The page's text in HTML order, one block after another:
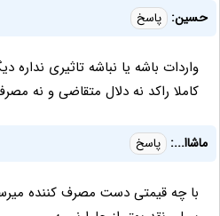
حسین: پاسخ
واردات باشه یا نباشه تاثیری نداره
کاملا راکد نه دلال متقاضی و نه
ماشاا...: پاسخ
با چه قیمتی دست مصرف کننده